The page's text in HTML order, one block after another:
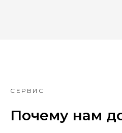
СЕРВИС
Почему нам